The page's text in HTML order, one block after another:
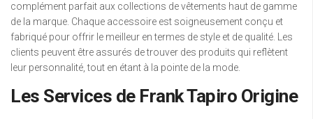
complément parfait aux collections de vêtements haut de gamme
de la marque. Chaque accessoire est soigneusement conçu et
fabriqué pour offrir le meilleur en termes de style et de qualité. Les
clients peuvent être assurés de trouver des produits qui reflètent
leur personnalité, tout en étant à la pointe de la mode.
Les Services de Frank Tapiro Origine